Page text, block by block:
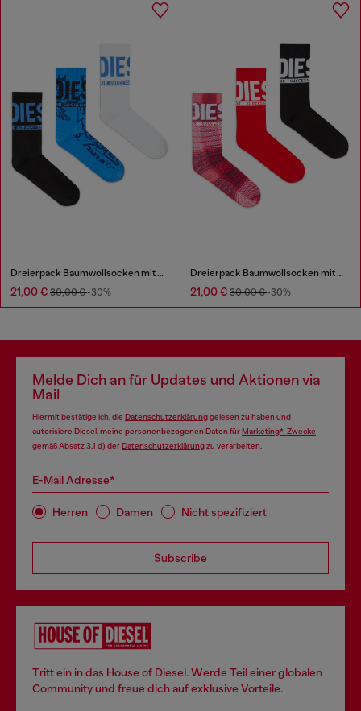
Dreierpack Baumwollsocken mit Jacquardmustern
21,00 € 30,00 €-30%
Dreierpack Baumwollsocken mit Logo
21,00 € 30,00 €-30%
Melde Dich an für Updates und Aktionen via
Mail
Hiermit bestätige ich, die Datenschutzerklärunggelesen zu haben und
autorisiere Diesel, meine personenbezogenen Daten fürMarketing*-Zwecke
gemäß Absatz 3.1 d) derDatenschutzerklärungzu verarbeiten.
E-Mail Adresse*
Herren Damen Nicht spezifiziert
Subscribe
Tritt ein in das House of Diesel. Werde Teil einer globalen
Community und freue dich auf exklusive Vorteile.